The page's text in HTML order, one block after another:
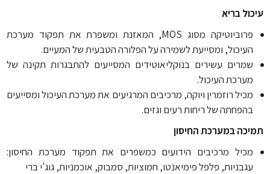
בריא
פרוביוטיקה מסוג MOS, המאזנת ומשפרת את תפקוד מערכת
ומסייעת לשמירה על הפלורה הטבעית של המעיים.
עשירים בנוקליאוטידים המסייעים להתבגרות תקינה של
העיכול.
רוזמרין ויוקה, מרכיבים המרגיעים את מערכת העיכול ומסייעים
של ריחות רעים וגזים.
במערכת החיסון
מרכיבים הידועים כמשפרים את תפקוד מערכת החיסון:
פלפל פימיאנטו, חמוציות, סמבוק, אוכמניות, גוג'י ברי